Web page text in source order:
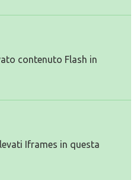
contenuto Flash in
Iframes in questa